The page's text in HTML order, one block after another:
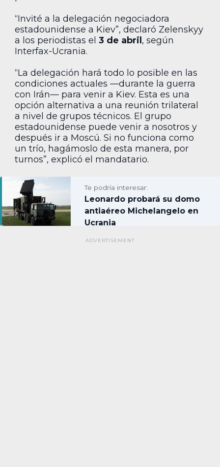
“Invité a la delegación negociadora
estadounidense a Kiev”, declaró Zelenskyy
a los periodistas el 3 de abril , según
Interfax-Ucrania.
“La delegación hará todo lo posible en las
condiciones actuales —durante la guerra
con Irán— para venir a Kiev. Esta es una
opción alternativa a una reunión trilateral
a nivel de grupos técnicos. El grupo
estadounidense puede venir a nosotros y
después ir a Moscú. Si no funciona como
un trío, hagámoslo de esta manera, por
turnos”, explicó el mandatario.
Te podría interesar:
Leonardo probará su domo
antiaéreo Michelangelo en
Ucrania